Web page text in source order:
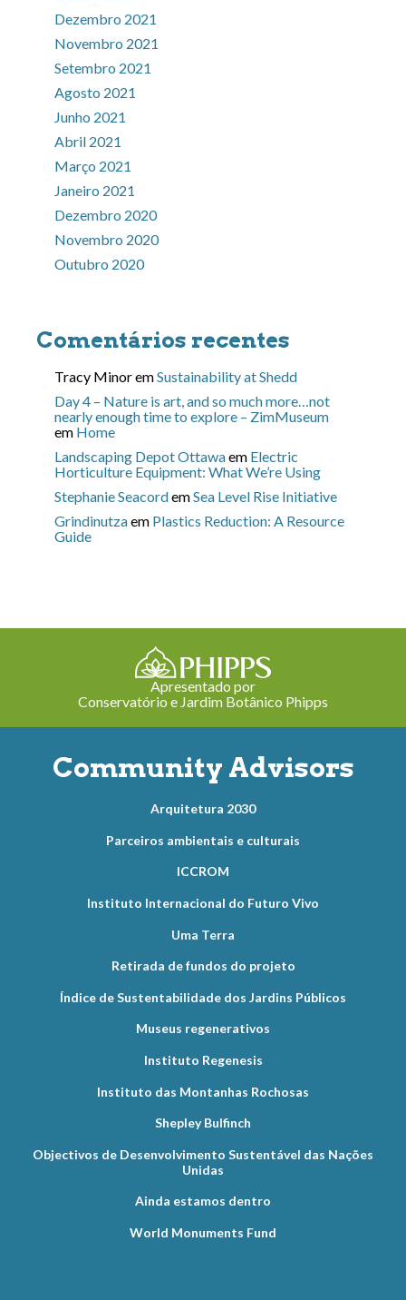
Dezembro 2021
Novembro 2021
Setembro 2021
Agosto 2021
Junho 2021
Abril 2021
Março 2021
Janeiro 2021
Dezembro 2020
Novembro 2020
Outubro 2020
Comentários recentes
Tracy MinoremSustainability at Shedd
Day 4 – Nature is art, and so much more…not
nearly enough time to explore – ZimMuseum
em Home
Landscaping Depot Ottawaem Electric
Horticulture Equipment: What We’re Using
Stephanie SeacordemSea Level Rise Initiative
Grindinutzaem Plastics Reduction: A Resource
Guide
Apresentado por
Conservatório e Jardim Botânico Phipps
Community Advisors
Arquitetura 2030
Parceiros ambientais e culturais
ICCROM
Instituto Internacional do Futuro Vivo
Uma Terra
Retirada de fundos do projeto
Índice de Sustentabilidade dos Jardins Públicos
Museus regenerativos
Instituto Regenesis
Instituto das Montanhas Rochosas
Shepley Bulfinch
Objectivos de Desenvolvimento Sustentável das Nações
Unidas
Ainda estamos dentro
World Monuments Fund